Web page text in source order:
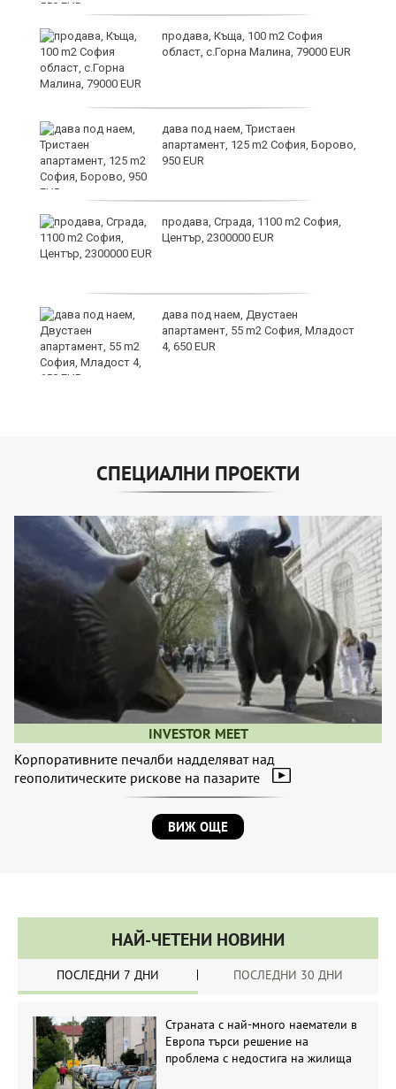
продава, Къща, 100 m2 София
област, с.Горна Малина, 79000 EUR
дава под наем, Тристаен
апартамент, 125 m2 София, Борово,
950 EUR
продава, Сграда, 1100 m2 София,
Център, 2300000 EUR
дава под наем, Двустаен
апартамент, 55 m2 София, Младост
4, 650 EUR
СПЕЦИАЛНИ ПРОЕКТИ
INVESTOR MEET
Корпоративните печалби надделяват над
геополитическите рискове на пазарите
ВИЖ ОЩЕ
НАЙ-ЧЕТЕНИ НОВИНИ
ПОСЛЕДНИ 7 ДНИ ПОСЛЕДНИ 30 ДНИ
Страната с най-много наематели в
Европа търси решение на
проблема с недостига на жилища